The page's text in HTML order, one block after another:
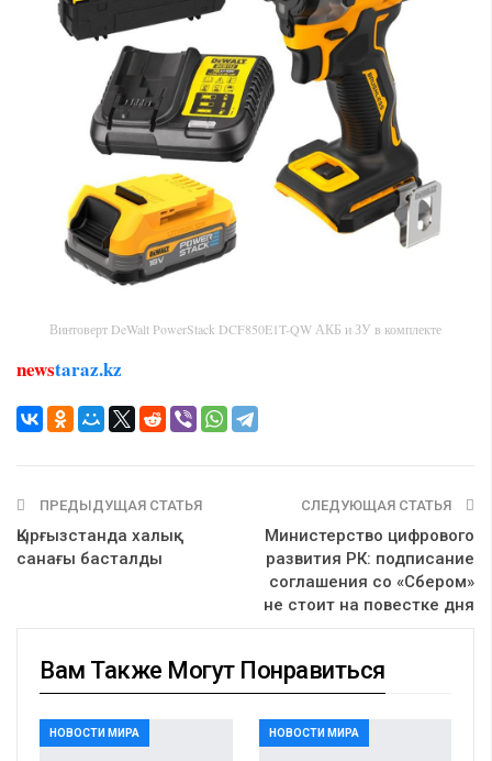
Винтоверт DeWalt PowerStack DCF850E1T-QW АКБ и ЗУ в комплекте
newstaraz.kz
ПРЕДЫДУЩАЯ СТАТЬЯ
Қырғызстанда халық
санағы басталды
СЛЕДУЮЩАЯ СТАТЬЯ
Министерство цифрового
развития РК: подписание
соглашения со «Сбером»
не стоит на повестке дня
Вам Также Могут Понравиться
НОВОСТИ МИРА НОВОСТИ МИРА